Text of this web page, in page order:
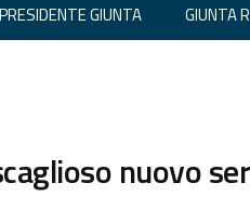
PRESIDENTE GIUNTA GIUNTA
nuovo